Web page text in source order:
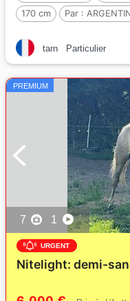
170 cm
Par :
tarn Particulier
PREMIUM
7 1
URGENT
Nitelight: demi-